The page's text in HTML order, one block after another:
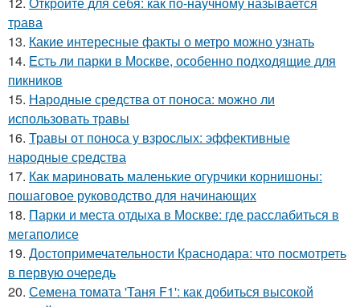
трава
13. Какие интересные факты о метро можно узнать
14. Есть ли парки в Москве, особенно подходящие для
пикников
15. Народные средства от поноса: можно ли
использовать травы
16. Травы от поноса у взрослых: эффективные
народные средства
17. Как мариновать маленькие огурчики корнишоны:
пошаговое руководство для начинающих
18. Парки и места отдыха в Москве: где расслабиться в
мегаполисе
19. Достопримечательности Краснодара: что посмотреть
в первую очередь
20. Семена томата 'Таня F1': как добиться высокой